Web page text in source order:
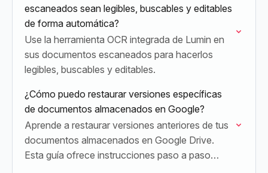
escaneados sean legibles, buscables y editables
de forma automática?
Use la herramienta OCR integrada de Lumin en
sus documentos escaneados para hacerlos
legibles, buscables y editables.
¿Cómo puedo restaurar versiones específicas
de documentos almacenados en Google?
Aprende a restaurar versiones anteriores de tus
documentos almacenados en Google Drive.
Esta guía ofrece instrucciones paso a paso